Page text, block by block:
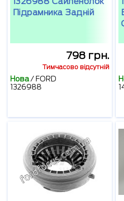
Підрамника Задній
798 грн.
Тимчасово відсутній
Нова/ FORD
1326988